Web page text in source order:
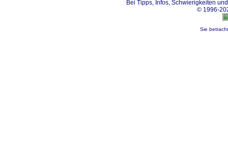
Bei Tipps, Infos, Schwierigkeiten
© 1996-
Sie